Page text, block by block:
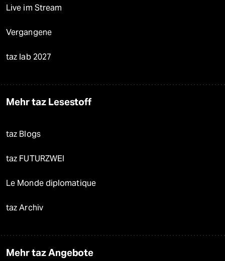
Live im Stream
Vergangene
taz lab 2027
Mehr taz Lesestoff
taz Blogs
taz FUTURZWEI
Le Monde diplomatique
taz Archiv
Mehr taz Angebote